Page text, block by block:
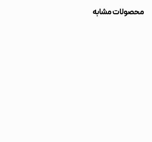
محصولات مشابه